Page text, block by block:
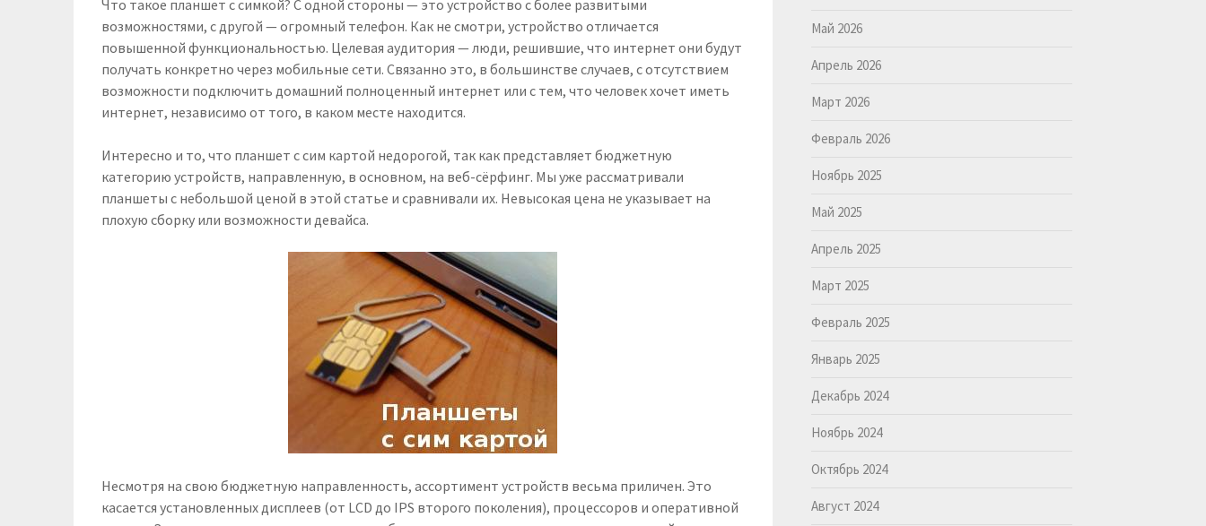
Что такое планшет с симкой? С одной стороны — это устройство с более развитыми
возможностями, с другой — огромный телефон. Как не смотри, устройство отличается
повышенной функциональностью. Целевая аудитория — люди, решившие, что интернет они будут
получать конкретно через мобильные сети. Связанно это, в большинстве случаев, с отсутствием
возможности подключить домашний полноценный интернет или с тем, что человек хочет иметь
интернет, независимо от того, в каком месте находится.
Интересно и то, что планшет с сим картой недорогой, так как представляет бюджетную
категорию устройств, направленную, в основном, на веб-сёрфинг. Мы уже рассматривали
планшеты с небольшой ценой в этой статье и сравнивали их. Невысокая цена не указывает на
плохую сборку или возможности девайса.
Несмотря на свою бюджетную направленность, ассортимент устройств весьма приличен. Это
касается установленных дисплеев (от LCD до IPS второго поколения), процессоров и оперативной
Май 2026
Апрель 2026
Март 2026
Февраль 2026
Ноябрь 2025
Май 2025
Апрель 2025
Март 2025
Февраль 2025
Январь 2025
Декабрь 2024
Ноябрь 2024
Октябрь 2024
Август 2024